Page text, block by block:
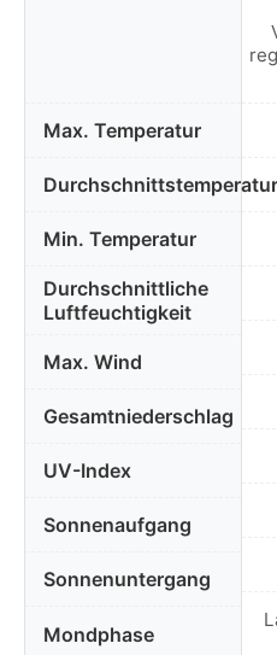
Max. Temperatur
Durchschnittstemperatur
Min. Temperatur
Durchschnittliche
Luftfeuchtigkeit
Max. Wind
Gesamtniederschlag
UV-Index
Sonnenaufgang
Sonnenuntergang
Mondphase